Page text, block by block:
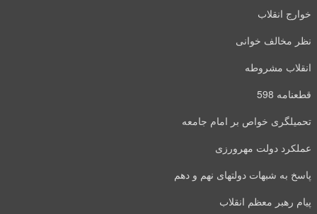
خوارج انقلاب
نظر مخالف خوانی
انقلاب مشروطه
قطعنامه 598
تحمیلگری خواص بر امام جامعه
عملکرد دولت مهرورزی
پاسخ به شبهات دولتهای نهم و دهم
پیام رهبر معظم انقلاب